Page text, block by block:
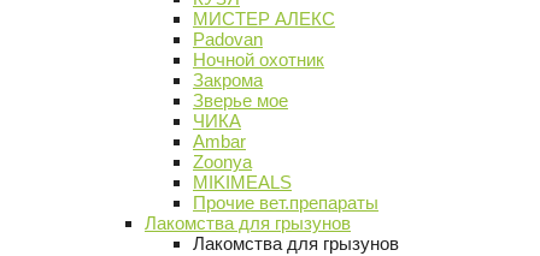
МИСТЕР АЛЕКС
Padovan
Ночной охотник
Закрома
Зверье мое
ЧИКА
Ambar
Zoonya
MIKIMEALS
Прочие вет.препараты
Лакомства для грызунов
Лакомства для грызунов